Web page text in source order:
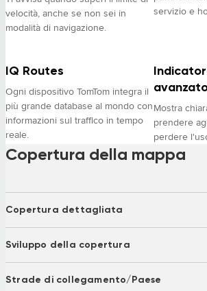
velocità, anche se non sei in
modalità di navigazione.
servizio e
IQ Routes
Ogni dispositivo TomTom integra il
più grande database al mondo con
informazioni sul traffico in tempo
reale.
Mostra
prendere
perdere
Copertura della mappa
Copertura dettagliata
Argentina
Austria
Bahrein
Belgium
Bosnia and
Sviluppo della copertura
Montenegro
Russia
Strade di collegamento/Paese